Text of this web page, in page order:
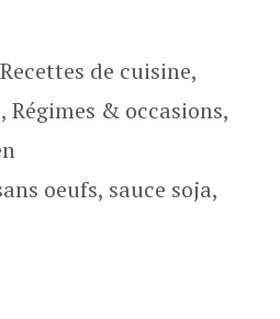
Recettes de cuisine,
, Régimes & occasions,
oeufs, sauce soja,